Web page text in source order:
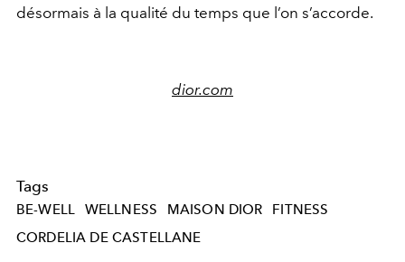
désormais à la qualité du temps que l’on s’accorde.
dior.com
Tags
BE-WELL WELLNESS MAISON DIOR
FITNESS
CORDELIA DE CASTELLANE